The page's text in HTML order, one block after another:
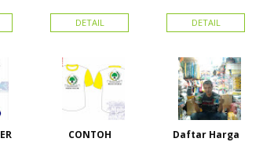
DETAIL
ACEH
DETAIL
CONTOH
Daftar Harga